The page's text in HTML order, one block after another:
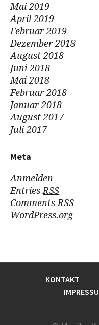
Mai 2019
April 2019
Februar 2019
Dezember 2018
August 2018
Juni 2018
Mai 2018
Februar 2018
Januar 2018
August 2017
Juli 2017
Meta
Anmelden
Entries RSS
Comments RSS
WordPress.org
KONTAKT